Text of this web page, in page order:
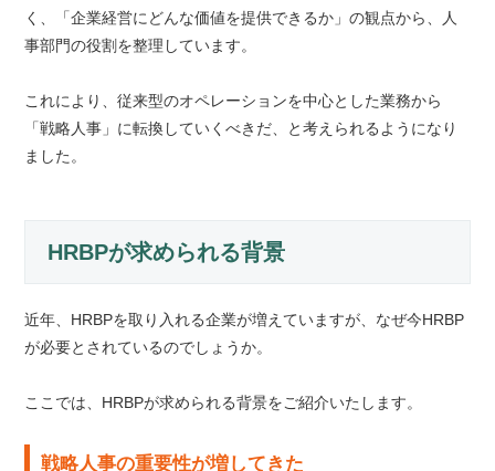
く、「企業経営にどんな価値を提供できるか」の観点から、人
事部門の役割を整理しています。
これにより、従来型のオペレーションを中心とした業務から
「戦略人事」に転換していくべきだ、と考えられるようになり
ました。
HRBPが求められる背景
近年、HRBPを取り入れる企業が増えていますが、なぜ今HRBP
が必要とされているのでしょうか。
ここでは、HRBPが求められる背景をご紹介いたします。
戦略人事の重要性が増してきた